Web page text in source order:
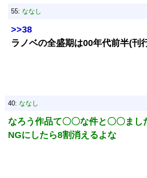
55: ななし
>>38
ラノベの全盛期は00年代前半(刊
40: ななし
なろう作品て〇〇な件と〇〇まし
NGにしたら8割消えるよな